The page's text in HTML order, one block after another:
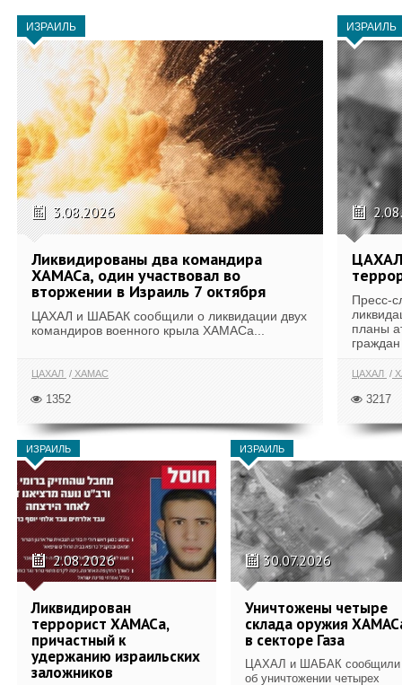
ИЗРАИЛЬ
3.08.2026
Ликвидированы два командира
ХАМАСа, один участвовал во
вторжении в Израиль 7 октября
ЦАХАЛ и ШАБАК сообщили о ликвидации двух
командиров военного крыла ХАМАСа...
ЦАХАЛ ХАМАС
1352
ИЗРАИЛЬ
ЦАХАЛ
Пресс-
планы
ЦАХАЛ
3217
ИЗРАИЛЬ
2.08.2026
Ликвидирован
террорист ХАМАСа,
причастный к
удержанию израильских
заложников
ИЗРАИЛЬ
30.07.2026
Уничтожены четыре
склада оружия
в секторе Газа
ЦАХАЛ и ШАБАК сообщили
об уничтожении четырех